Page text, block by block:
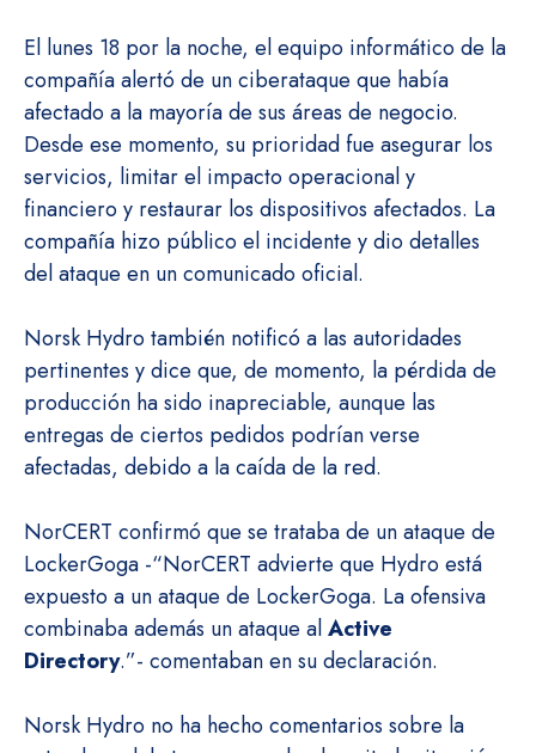
El lunes 18 por la noche, el equipo informático de la
compañía alertó de un ciberataque que había
afectado a la mayoría de sus áreas de negocio.
Desde ese momento, su prioridad fue asegurar los
servicios, limitar el impacto operacional y
financiero y restaurar los dispositivos afectados. La
compañía hizo público el incidente y dio detalles
del ataque en un comunicado oficial.
Norsk Hydro también notificó a las autoridades
pertinentes y dice que, de momento, la pérdida de
producción ha sido inapreciable, aunque las
entregas de ciertos pedidos podrían verse
afectadas, debido a la caída de la red.
NorCERT confirmó que se trataba de un ataque de
LockerGoga -“NorCERT advierte que Hydro está
expuesto a un ataque de LockerGoga. La ofensiva
combinaba además un ataque alActive
Directory.”- comentaban en su declaración.
Norsk Hydro no ha hecho comentarios sobre la